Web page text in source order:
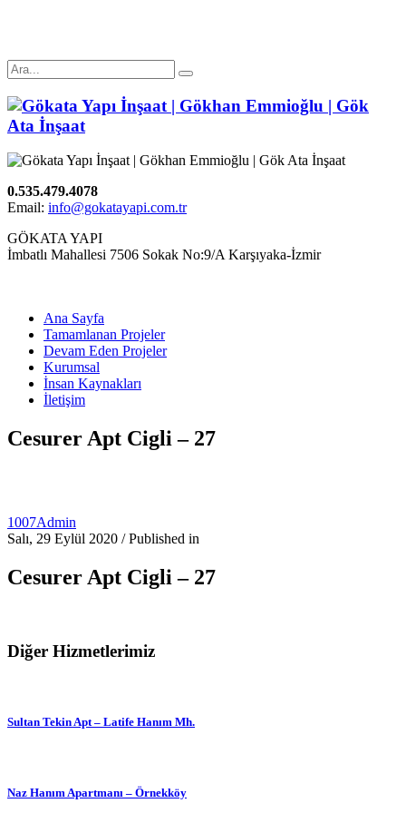
0.535.479.4078
Email: info@gokatayapi.com.tr
GÖKATA YAPI
İmbatlı Mahallesi 7506 Sokak No:9/A Karşıyaka-İzmir
Ana Sayfa
Tamamlanan Projeler
Devam Eden Projeler
Kurumsal
İnsan Kaynakları
İletişim
Cesurer Apt Cigli – 27
1007Admin
Salı, 29 Eylül 2020 /Published in
Cesurer Apt Cigli – 27
Diğer Hizmetlerimiz
Sultan Tekin Apt – Latife Hanım Mh.
Naz Hanım Apartmanı – Örnekköy